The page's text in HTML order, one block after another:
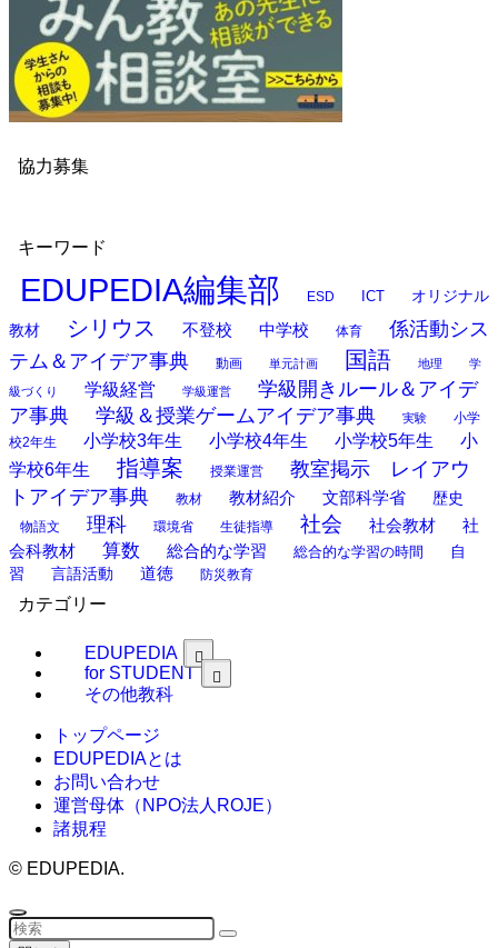
協力募集
キーワード
EDUPEDIA編集部 ESD ICT
オリジナル
教材
シリウス 不登校 中学校 体育
係活動シス
テム＆アイデア事典
動画 単元計画 国語 地理 学
級づくり 学級経営 学級運営
学級開きルール＆アイデ
ア事典
学級＆授業ゲームアイデア事典 実験
小学
校2年生
小学校3年生 小学校4年生 小学校5年生
小
学校6年生
指導案 授業運営
教室掲示 レイアウ
トアイデア事典
教材 教材紹介 文部科学省 歴史
物語文 理科 環境省 生徒指導 社会 社会教材
社
会科教材
算数 総合的な学習 総合的な学習の時間
自
習
言語活動 道徳 防災教育
カテゴリー
EDUPEDIA
for STUDENT
その他教科
トップページ
EDUPEDIAとは
お問い合わせ
運営母体（NPO法人ROJE）
諸規程
© EDUPEDIA.